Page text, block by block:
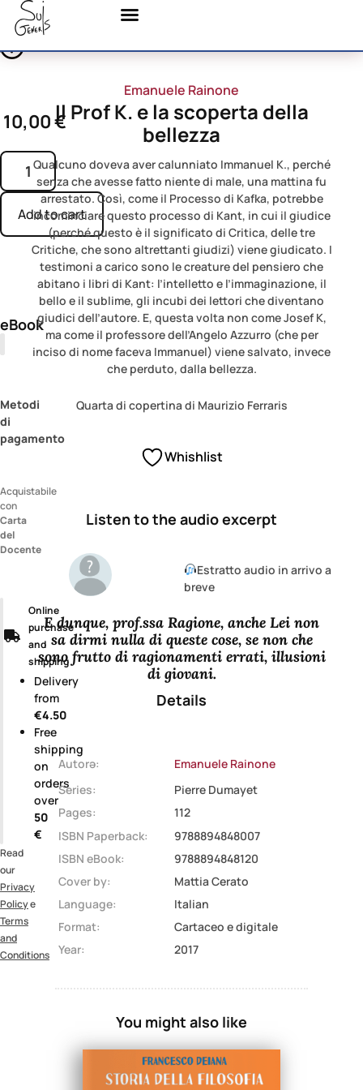
10,00€
Add to cart
eBook
Metodi
di
pagamento
Acquistabile
con
Carta
del
Docente
Online
purchase
and
shipping
Delivery
from
€4.50
Free
shipping
on
orders
over
50
€
Read
our
Privacy
Policye
Terms
and
Conditions
Emanuele Rainone
Il Prof K. e la scoperta della
bellezza
Qualcuno doveva aver calunniato Immanuel K., perché
senza che avesse fatto niente di male, una mattina fu
arrestato. Così, come il Processo di Kafka, potrebbe
incominciare questo processo di Kant, in cui il giudice
(perché questo è il significato di Critica, delle tre
Critiche, che sono altrettanti giudizi) viene giudicato. I
testimoni a carico sono le creature del pensiero che
abitano i libri di Kant: l’intelletto e l’immaginazione, il
bello e il sublime, gli incubi dei lettori che diventano
giudici dell’autore. E, questa volta non come Josef K,
ma come il professore dell’Angelo Azzurro (che per
inciso di nome faceva Immanuel) viene salvato, invece
che perduto, dalla bellezza.
Quarta di copertina di Maurizio Ferraris
Whishlist
Listen to the audio excerpt
Estratto audio in arrivo a
breve
E dunque, prof.ssa Ragione, anche Lei non
sa dirmi nulla di queste cose, se non che
sono frutto di ragionamenti errati, illusioni
di giovani.
Details
Autorə:
Emanuele Rainone
Series:
Pierre Dumayet
Pages:
112
ISBN Paperback:
9788894848007
ISBN eBook:
9788894848120
Cover by:
Mattia Cerato
Language:
Italian
Format:
Cartaceo e digitale
Year:
2017
You might also like